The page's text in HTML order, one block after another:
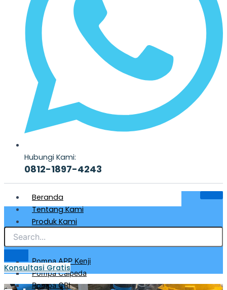
Hubungi Kami:
0812-1897-4243
Beranda
Tentang Kami
Produk Kami
Pompa Air Bersih & Industri
Pompa APP Kenji
Pompa Calpeda
Pompa CRI
Konsultasi Gratis